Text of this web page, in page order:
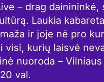
– drag
Laukia
ir joje nė pro
visi, kurių laisvė
nuoroda –
val.